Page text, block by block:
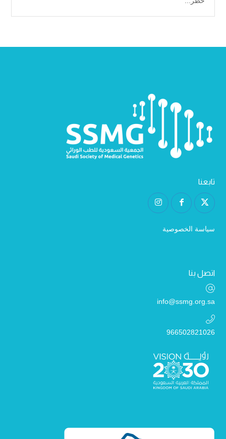
تابعنا
سياسة الخصوصية
اتصل بنا
info@ssmg.org.sa
966502821026